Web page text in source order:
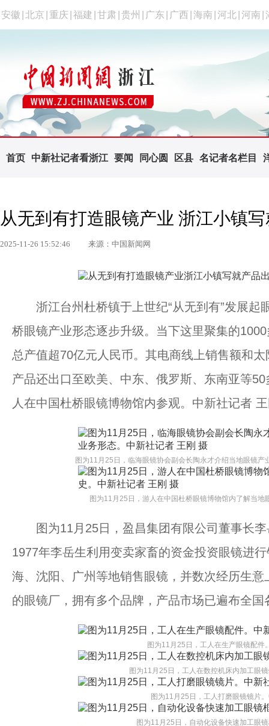
安徽 北京 重庆 福建 甘肃 贵州 广东 广西 海南 河北 河南
首页 中新社记者看浙江 要闻 同心圆 区县 名记者名栏目
从无到有打造眼镜产业 浙江小镇
2025-11-26 15:52:46 来源：中国新闻网
浙江台州杜桥镇于上世纪“从无到有”发展起
桥眼镜产业形态逐步升级。当下这里聚集的
总产值超70亿元人民币。其电商线上销售额和
产品还出口至欧美、中东、俄罗斯、东南亚等
人在中国杜桥眼镜博物馆内参观。中新社记者
图为11月25日，临海眼镜协会副会长陶永才介绍当地眼镜
图为11月25日，游人在中国杜桥眼镜博物馆内了解当地
图为11月25日，盈昌集团有限公司董事长李
1977年李岳生利用变卖家畜的资金投资眼镜进
海、沈阳、广州等地销售眼镜，并数次经历生
的眼镜厂，拥有多个品牌，产品市场已遍布全
图为11月25日，工人在生产眼镜配件
图为11月25日，工人在数控机床内加工眼
图为11月25日，工人打磨眼镜镜片
图为11月25日，自动化设备快速加工眼